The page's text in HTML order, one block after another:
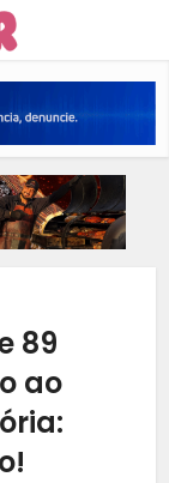
89
ao